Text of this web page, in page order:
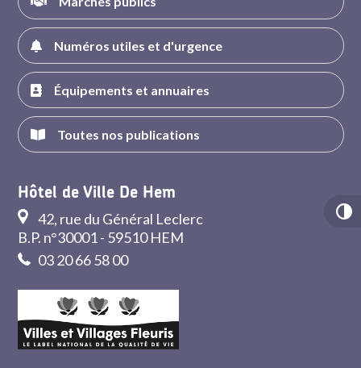
Numéros utiles et d'urgence
Équipements et annuaires
Toutes nos publications
Hôtel de Ville De Hem
42, rue du Général Leclerc
B.P. n°30001 - 59510 HEM
03 20 66 58 00